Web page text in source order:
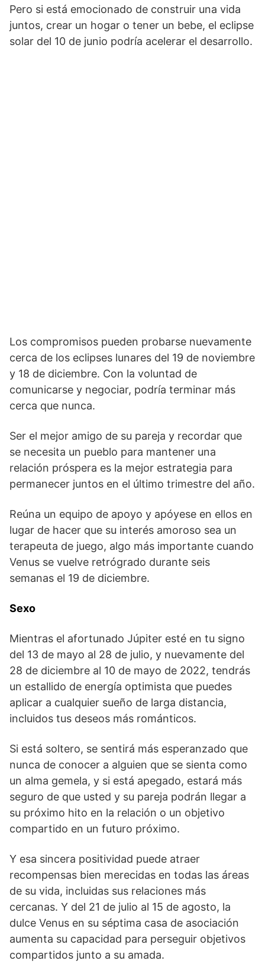
Pero si está emocionado de construir una vida
juntos, crear un hogar o tener un bebe, el eclipse
solar del 10 de junio podría acelerar el desarrollo.
Los compromisos pueden probarse nuevamente
cerca de los eclipses lunares del 19 de noviembre
y 18 de diciembre. Con la voluntad de
comunicarse y negociar, podría terminar más
cerca que nunca.
Ser el mejor amigo de su pareja y recordar que
se necesita un pueblo para mantener una
relación próspera es la mejor estrategia para
permanecer juntos en el último trimestre del año.
Reúna un equipo de apoyo y apóyese en ellos en
lugar de hacer que su interés amoroso sea un
terapeuta de juego, algo más importante cuando
Venus se vuelve retrógrado durante seis
semanas el 19 de diciembre.
Sexo
Mientras el afortunado Júpiter esté en tu signo
del 13 de mayo al 28 de julio, y nuevamente del
28 de diciembre al 10 de mayo de 2022, tendrás
un estallido de energía optimista que puedes
aplicar a cualquier sueño de larga distancia,
incluidos tus deseos más románticos.
Si está soltero, se sentirá más esperanzado que
nunca de conocer a alguien que se sienta como
un alma gemela, y si está apegado, estará más
seguro de que usted y su pareja podrán llegar a
su próximo hito en la relación o un objetivo
compartido en un futuro próximo.
Y esa sincera positividad puede atraer
recompensas bien merecidas en todas las áreas
de su vida, incluidas sus relaciones más
cercanas. Y del 21 de julio al 15 de agosto, la
dulce Venus en su séptima casa de asociación
aumenta su capacidad para perseguir objetivos
compartidos junto a su amada.